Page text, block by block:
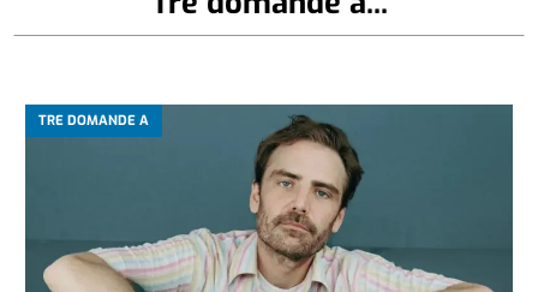
TRE DOMANDE A